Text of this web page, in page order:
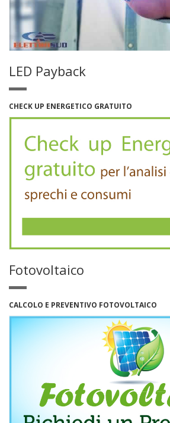
LED Payback
CHECK UP ENERGETICO GRATUITO
Fotovoltaico
CALCOLO E PREVENTIVO FOTOVOLTAICO